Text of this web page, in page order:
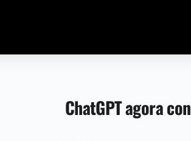
ChatGPT agora